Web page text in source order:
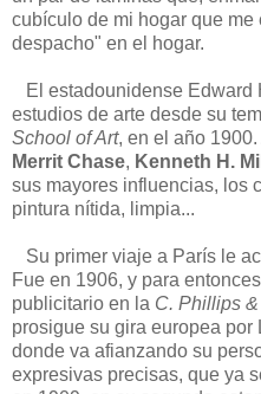
cubículo de mi hogar que me
despacho" en el hogar.
El estadounidense Edward
estudios de arte desde su
School of Art, en el año
Merrit Chase, Kenneth H.
sus mayores influencias, los
pintura nítida, limpia...
Su primer viaje a París le
Fue en 1906, y para
publicitario en la C. Phillips
prosigue su gira europea
donde va afianzando su
expresivas precisas, que ya